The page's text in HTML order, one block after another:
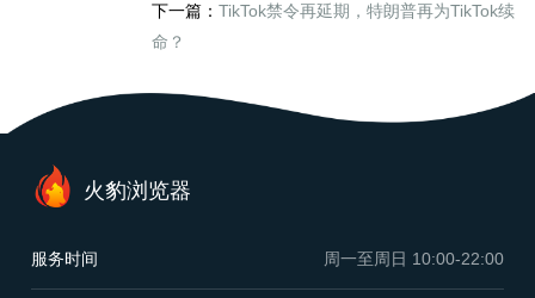
下一篇： TikTok禁令再延期，特朗普再为TikTok续
命？​
服务时间 周一至周日 10:00-22:00
火豹浏览器